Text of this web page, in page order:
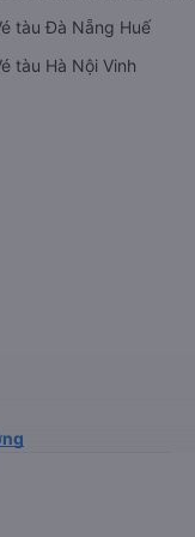
tàu Đà Nẵng Huế
tàu Hà Nội Vinh